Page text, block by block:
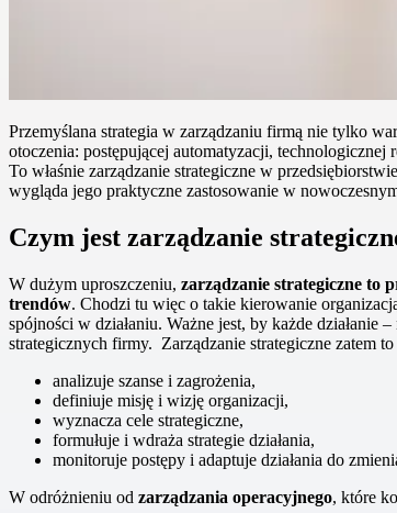
Przemyślana strategia w zarządzaniu firmą nie tylko
otoczenia: postępującej automatyzacji,
To właśnie zarządzanie strategiczne w
wygląda jego praktyczne zastosowanie w
Czym jest zarządzanie
W dużym uproszczeniu, zarządzanie strategiczne to
trendów. Chodzi tu więc o takie kierowanie
spójności w działaniu. Ważne jest, by każde
strategicznych firmy. Zarządzanie strategiczne zatem
analizuje szanse i zagrożenia,
definiuje misję i wizję organizacji,
wyznacza cele strategiczne,
formułuje i wdraża strategie działania,
monitoruje postępy i adaptuje działania do
W odróżnieniu od zarządzania operacyjnego, które